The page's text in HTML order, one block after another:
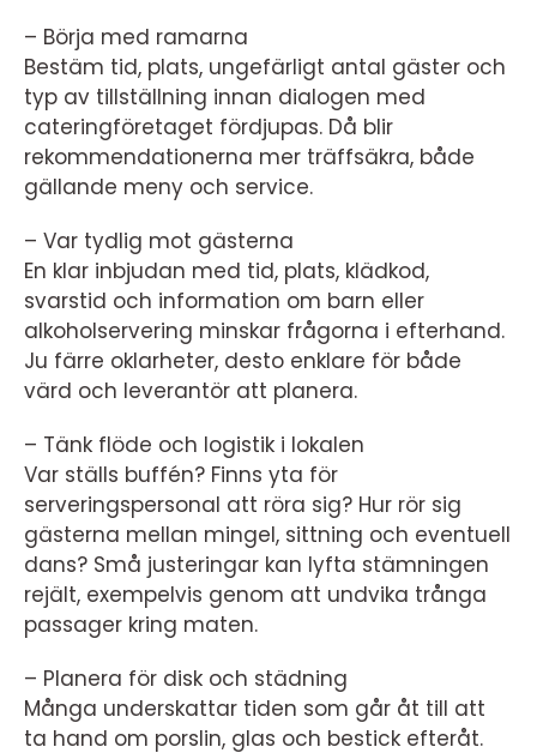
– Börja med ramarna
Bestäm tid, plats, ungefärligt antal gäster och
typ av tillställning innan dialogen med
cateringföretaget fördjupas. Då blir
rekommendationerna mer träffsäkra, både
gällande meny och service.
– Var tydlig mot gästerna
En klar inbjudan med tid, plats, klädkod,
svarstid och information om barn eller
alkoholservering minskar frågorna i efterhand.
Ju färre oklarheter, desto enklare för både
värd och leverantör att planera.
– Tänk flöde och logistik i lokalen
Var ställs buffén? Finns yta för
serveringspersonal att röra sig? Hur rör sig
gästerna mellan mingel, sittning och eventuell
dans? Små justeringar kan lyfta stämningen
rejält, exempelvis genom att undvika trånga
passager kring maten.
– Planera för disk och städning
Många underskattar tiden som går åt till att
ta hand om porslin, glas och bestick efteråt.